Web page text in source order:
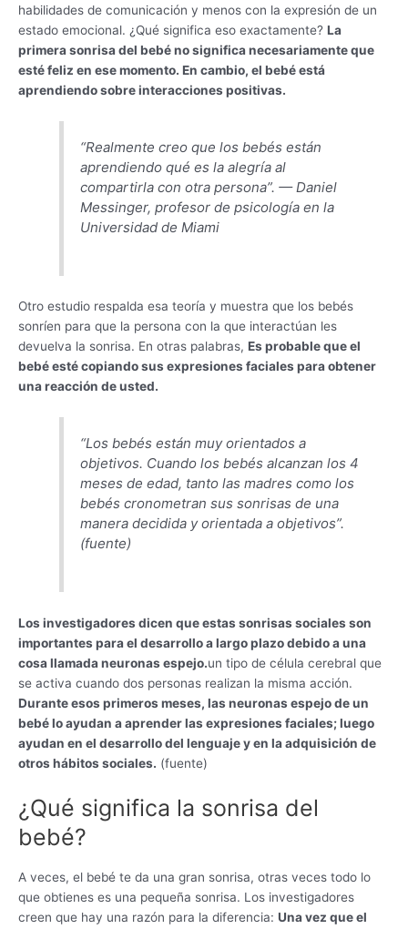
habilidades de comunicación y menos con la expresión de un
estado emocional. ¿Qué significa eso exactamente? La
primera sonrisa del bebé no significa necesariamente que
esté feliz en ese momento. En cambio, el bebé está
aprendiendo sobre interacciones positivas.
“Realmente creo que los bebés están
aprendiendo qué es la alegría al
compartirla con otra persona”. — Daniel
Messinger, profesor de psicología en la
Universidad de Miami
Otro estudio respalda esa teoría y muestra que los bebés
sonríen para que la persona con la que interactúan les
devuelva la sonrisa. En otras palabras, Es probable que el
bebé esté copiando sus expresiones faciales para obtener
una reacción de usted.
“Los bebés están muy orientados a
objetivos. Cuando los bebés alcanzan los 4
meses de edad, tanto las madres como los
bebés cronometran sus sonrisas de una
manera decidida y orientada a objetivos”.
(fuente)
Los investigadores dicen que estas sonrisas sociales son
importantes para el desarrollo a largo plazo debido a una
cosa llamada neuronas espejo.un tipo de célula cerebral que
se activa cuando dos personas realizan la misma acción.
Durante esos primeros meses, las neuronas espejo de un
bebé lo ayudan a aprender las expresiones faciales; luego
ayudan en el desarrollo del lenguaje y en la adquisición de
otros hábitos sociales. (fuente)
¿Qué significa la sonrisa del
bebé?
A veces, el bebé te da una gran sonrisa, otras veces todo lo
que obtienes es una pequeña sonrisa. Los investigadores
creen que hay una razón para la diferencia: Una vez que el